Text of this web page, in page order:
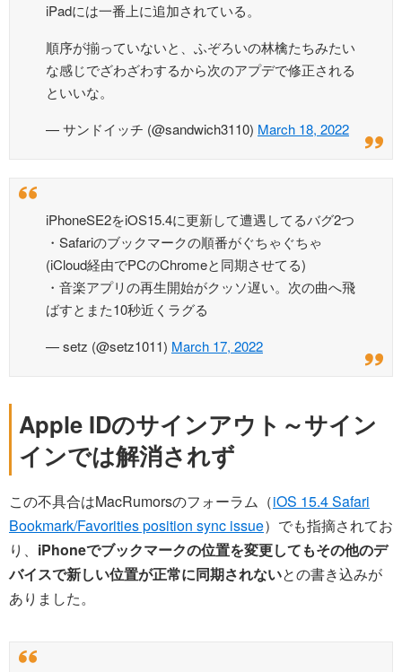
iPadには一番上に追加されている。
順序が揃っていないと、ふぞろいの林檎たちみたい
な感じでざわざわするから次のアプデで修正される
といいな。
— サンドイッチ (@sandwich3110) March 18, 2022
iPhoneSE2をiOS15.4に更新して遭遇してるバグ2つ
・Safariのブックマークの順番がぐちゃぐちゃ
(iCloud経由でPCのChromeと同期させてる)
・音楽アプリの再生開始がクッソ遅い。次の曲へ飛
ばすとまた10秒近くラグる
— setz (@setz1011) March 17, 2022
Apple IDのサインアウト～サイン
インでは解消されず
この不具合はMacRumorsのフォーラム（iOS 15.4 Safari
Bookmark/Favorities position sync issue）でも指摘されてお
り、 iPhoneでブックマークの位置を変更してもその他のデ
バイスで新しい位置が正常に同期されないとの書き込みが
ありました。